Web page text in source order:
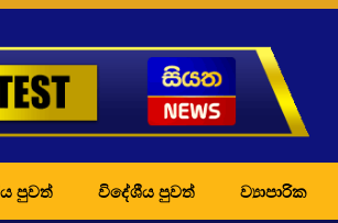
පුවත් විදේශීය පුවත් ව්‍යාපාරික